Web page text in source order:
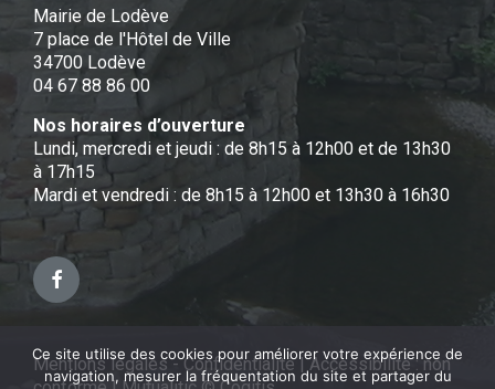
Mairie de Lodève
7 place de l'Hôtel de Ville
34700 Lodève
04 67 88 86 00
Nos horaires d’ouverture
Lundi, mercredi et jeudi : de 8h15 à 12h00 et de 13h30
à 17h15
Mardi et vendredi : de 8h15 à 12h00 et 13h30 à 16h30
Facebook
Mentions légales - Confidentialité|Accessibilité : non
Ce site utilise des cookies pour améliorer votre expérience de
navigation, mesurer la fréquentation du site et partager du